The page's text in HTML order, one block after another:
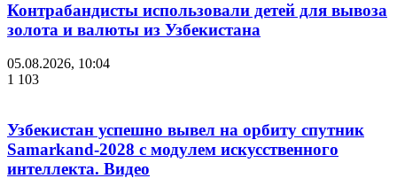
Контрабандисты использовали детей для вывоза
золота и валюты из Узбекистана
05.08.2026, 10:04
1 103
Узбекистан успешно вывел на орбиту спутник
Samarkand-2028 с модулем искусственного
интеллекта. Видео